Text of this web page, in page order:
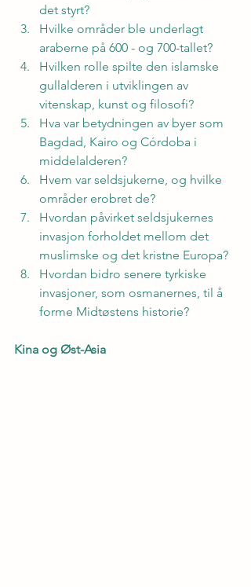
det styrt?
Hvilke områder ble underlagt
araberne på 600 - og 700-tallet?
Hvilken rolle spilte den islamske
gullalderen i utviklingen av
vitenskap, kunst og filosofi?
Hva var betydningen av byer som
Bagdad, Kairo og Córdoba i
middelalderen?
Hvem var seldsjukerne, og hvilke
områder erobret de?
Hvordan påvirket seldsjukernes
invasjon forholdet mellom det
muslimske og det kristne Europa?
Hvordan bidro senere tyrkiske
invasjoner, som osmanernes, til å
forme Midtøstens historie?
Kina og Øst-Asia